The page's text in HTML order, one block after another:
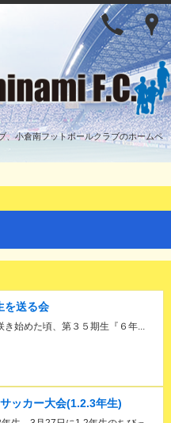
、小倉南フットボールクラブのホームペ
送る会
き始めた頃、第３５期生『６年...
ッカー大会(1.2.3年生)